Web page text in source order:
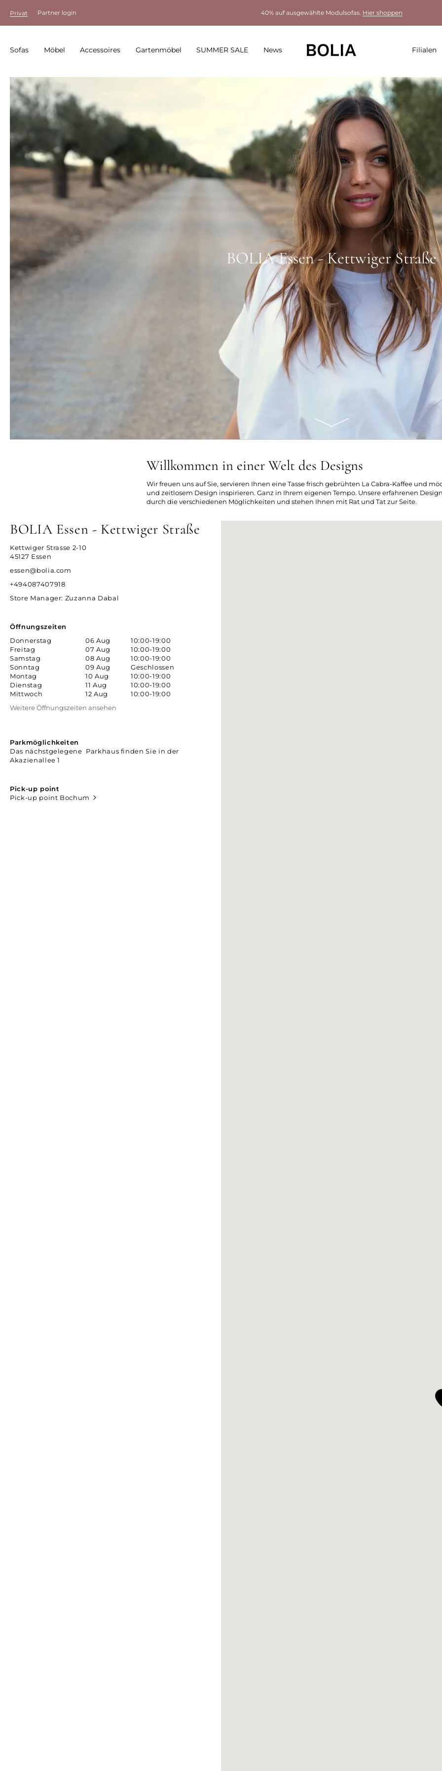
Privat Partner login 40% auf ausgewählte Modulsofas. Hier shoppen
Sofas Möbel Accessoires Gartenmöbel SUMMER SALE News Filialen
BOLIA Essen - Kettwiger Straße
Willkommen in einer Welt des Designs
Wir freuen uns auf Sie, servieren Ihnen eine Tasse frisch gebrühten La Cabra-Kaffee und
und zeitlosem Design inspirieren. Ganz in Ihrem eigenen Tempo. Unsere erfahrenen
durch die verschiedenen Möglichkeiten und stehen Ihnen mit Rat und Tat zur Seite.
BOLIA Essen - Kettwiger Straße
Kettwiger Strasse 2-10
45127 Essen
essen@bolia.com
+494087407918
Store Manager: Zuzanna Dabal
Öffnungszeiten
Donnerstag
06 Aug
10:00-19:00
Freitag
07 Aug
10:00-19:00
Samstag
08 Aug
10:00-19:00
Sonntag
09 Aug
Geschlossen
Montag
10 Aug
10:00-19:00
Dienstag
11 Aug
10:00-19:00
Mittwoch
12 Aug
10:00-19:00
Weitere Öffnungszeiten ansehen
Parkmöglichkeiten
Das nächstgelegene Parkhaus finden Sie in der
Akazienallee 1
Pick-up point
Pick-up point Bochum